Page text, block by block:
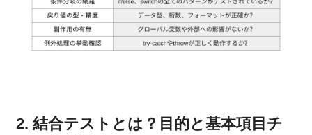
2. 結合テストとは？目的と基本項目チ